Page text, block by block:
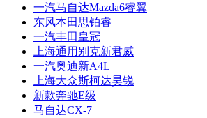
一汽马自达Mazda6睿翼
东风本田思铂睿
一汽丰田皇冠
上海通用别克新君威
一汽奥迪新A4L
上海大众斯柯达昊锐
新款奔驰E级
马自达CX-7